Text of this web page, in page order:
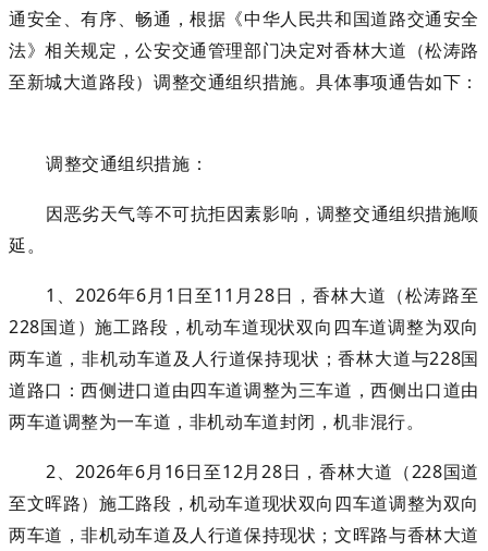
通安全、有序、畅通，根据《中华人民共和国道路交通安全
法》相关规定，公安交通管理部门决定对香林大道（松涛路
至新城大道路段）调整交通组织措施。具体事项通告如下：
调整交通组织措施：
因恶劣天气等不可抗拒因素影响，调整交通组织措施顺
延。
1、2026年6月1日至11月28日，香林大道（松涛路至
228国道）施工路段，机动车道现状双向四车道调整为双向
两车道，非机动车道及人行道保持现状；香林大道与228国
道路口：西侧进口道由四车道调整为三车道，西侧出口道由
两车道调整为一车道，非机动车道封闭，机非混行。
2、2026年6月16日至12月28日，香林大道（228国道
至文晖路）施工路段，机动车道现状双向四车道调整为双向
两车道，非机动车道及人行道保持现状；文晖路与香林大道